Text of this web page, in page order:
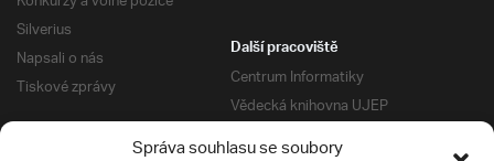
Správa souhlasu se soubory
Silverius
Napsali o nás
Tiskové zprávy
Další pracoviště
Centrum Informatiky
Vědecká knihovna UJEP
Správa kolejí a menz